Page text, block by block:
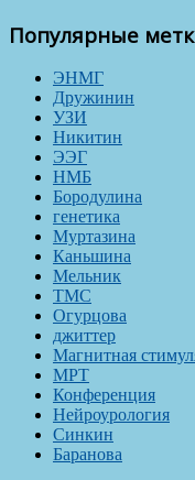
Популярные
ЭНМГ
Дружинин
УЗИ
Никитин
ЭЭГ
НМБ
Бородулина
генетика
Муртазина
Каньшина
Мельник
ТМС
Огурцова
джиттер
Магнитная
МРТ
Конференция
Нейроурология
Синкин
Баранова